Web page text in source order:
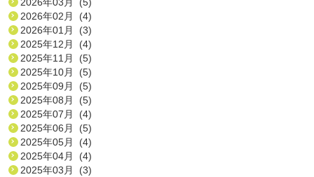
2026年02月 (4)
2026年01月 (3)
2025年12月 (4)
2025年11月 (5)
2025年10月 (5)
2025年09月 (5)
2025年08月 (5)
2025年07月 (4)
2025年06月 (5)
2025年05月 (4)
2025年04月 (4)
2025年03月 (3)